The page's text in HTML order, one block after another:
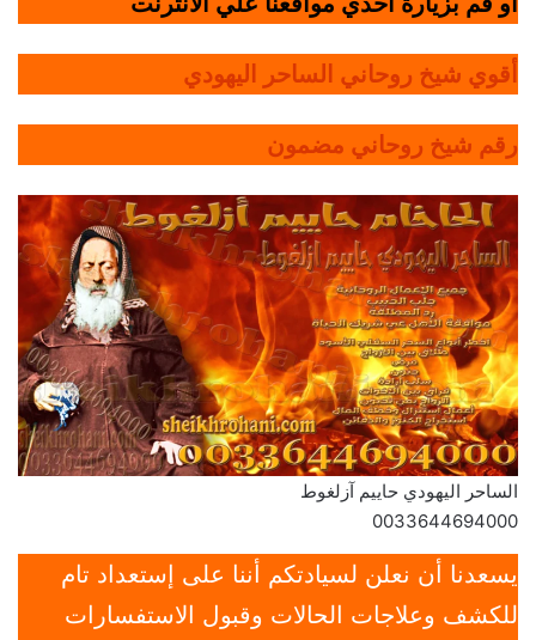
أقوي شيخ روحاني الساحر اليهودي
رقم شيخ روحاني مضمون
الساحر اليهودي حاييم آزلغوط
0033644694000
يسعدنا أن نعلن لسيادتكم أننا على إستعداد تام
للكشف وعلاجات الحالات وقبول الاستفسارات